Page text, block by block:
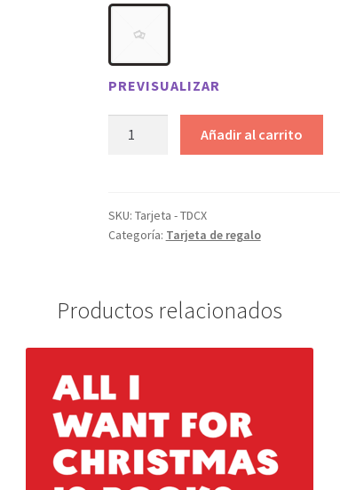
PREVISUALIZAR
-
TDCX
Añadir al carrito
SKU: Tarjeta - TDCX
Categoría: Tarjeta de regalo
Productos relacionados